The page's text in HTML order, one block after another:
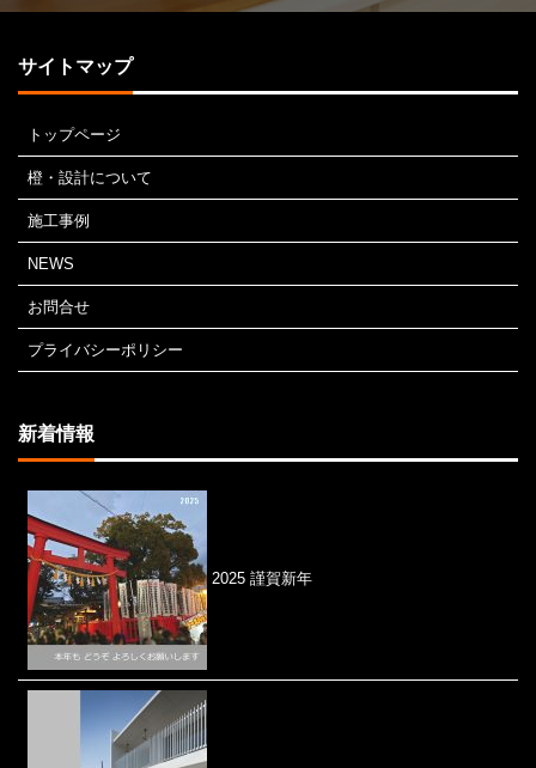
サイトマップ
トップページ
橙・設計について
施工事例
NEWS
お問合せ
プライバシーポリシー
新着情報
2025 謹賀新年